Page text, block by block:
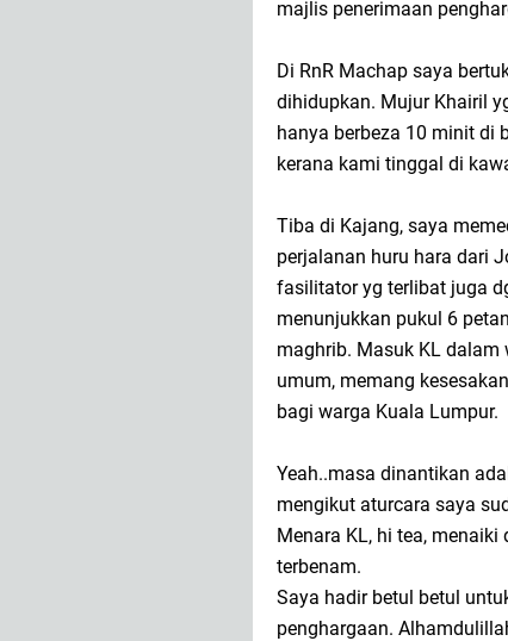
majlis penerimaan
Di RnR Machap saya
dihidupkan. Mujur Khairil
hanya berbeza 10 minit di
kerana kami tinggal di
Tiba di Kajang, saya
perjalanan huru hara dari
fasilitator yg terlibat juga
menunjukkan pukul 6
maghrib. Masuk KL dalam
umum, memang
bagi warga Kuala Lumpur.
Yeah..masa dinantikan
mengikut aturcara saya
Menara KL, hi tea,
terbenam.
Saya hadir betul betul
penghargaan.